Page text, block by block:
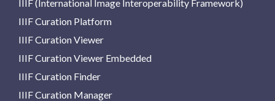
IIIF (International Image Interoperability Framework)
IIIF Curation Platform
IIIF Curation Viewer
IIIF Curation Viewer Embedded
IIIF Curation Finder
IIIF Curation Manager